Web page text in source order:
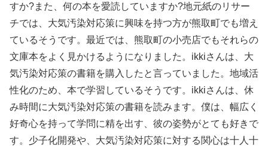
すか?また、何の本を愛読していますか?地元紙のリサー
チでは、大気汚染対応策に興味を持つ方が熊取町でも増え
ているそうです。最近では、熊取町の小売店でもそれらの
文庫本をよく見かけるようになりました。ikkiさんは、大
気汚染対応策の書籍を購入したと言っていました。地域活
性化のため、本で学習しているそうです。ikkiさんは、休
み時間に大気汚染対応策の書籍を読みます。僕は、幅広く
好奇心を持って学問に精を出す、彼の姿勢がとても好きで
す。少子化開発や、大気汚染対応策に対する関心は十人十